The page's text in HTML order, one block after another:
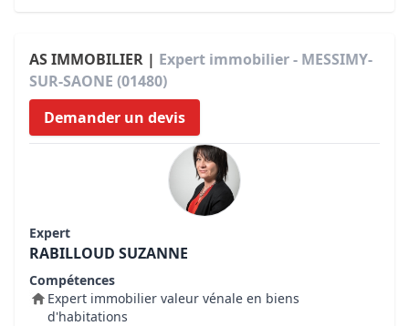
AS IMMOBILIER | Expert immobilier - MESSIMY-
SUR-SAONE (01480)
Demander un devis
Expert
RABILLOUD SUZANNE
Compétences
Expert immobilier valeur vénale en biens
d'habitations